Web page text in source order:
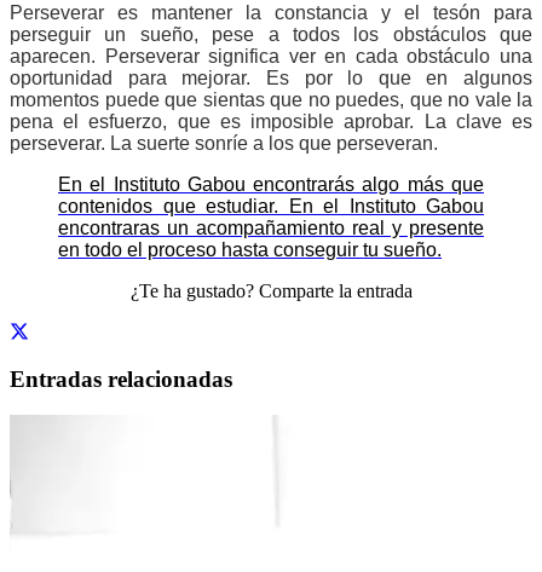
Perseverar es mantener la constancia y el tesón para
perseguir un sueño, pese a todos los obstáculos que
aparecen. Perseverar significa ver en cada obstáculo una
oportunidad para mejorar. Es por lo que en algunos
momentos puede que sientas que no puedes, que no vale la
pena el esfuerzo, que es imposible aprobar. La clave es
perseverar. La suerte sonríe a los que perseveran.
En el Instituto Gabou encontrarás algo más que
contenidos que estudiar. En el Instituto Gabou
encontraras un acompañamiento real y presente
en todo el proceso hasta conseguir tu sueño.
¿Te ha gustado? Comparte la entrada
Entradas relacionadas